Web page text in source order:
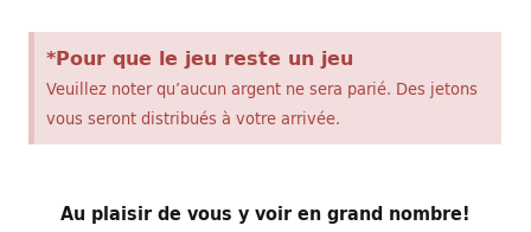
*Pour que le jeu reste un jeu
Veuillez noter qu’aucun argent ne sera parié. Des jetons
vous seront distribués à votre arrivée.
Au plaisir de vous y voir en grand nombre!